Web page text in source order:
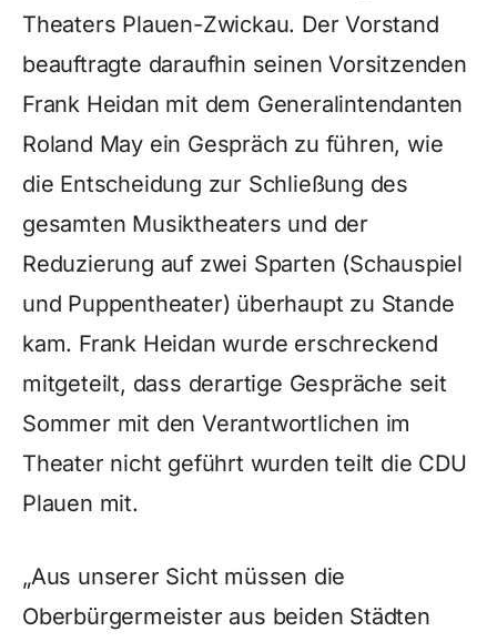
Theaters Plauen-Zwickau. Der Vorstand
beauftragte daraufhin seinen Vorsitzenden
Frank Heidan mit dem Generalintendanten
Roland May ein Gespräch zu führen, wie
die Entscheidung zur Schließung des
gesamten Musiktheaters und der
Reduzierung auf zwei Sparten (Schauspiel
und Puppentheater) überhaupt zu Stande
kam. Frank Heidan wurde erschreckend
mitgeteilt, dass derartige Gespräche seit
Sommer mit den Verantwortlichen im
Theater nicht geführt wurden teilt die CDU
Plauen mit.
„Aus unserer Sicht müssen die
Oberbürgermeister aus beiden Städten